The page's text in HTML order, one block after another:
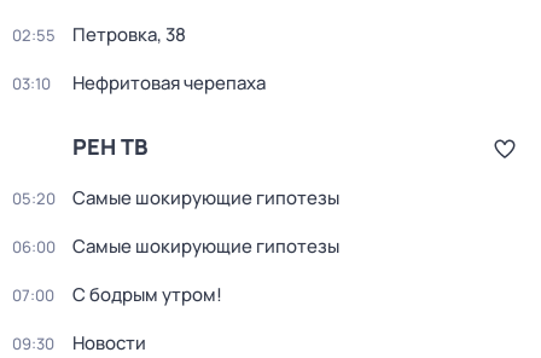
02:55 Петровка, 38
03:10 Нефритовая черепаха
РЕН ТВ
05:20 Самые шoкиpующие гипотезы
06:00 Самые шoкиpующие гипотезы
07:00 С бодрым утром!
09:30 Новости